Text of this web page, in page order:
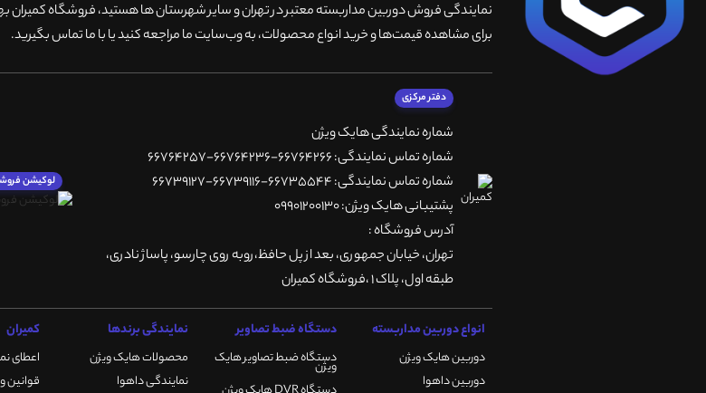
نمایندگی فروش دوربین مداربسته معتبر در تهران و سایر شهرستان ها هستید، فروشگاه کمیران
برای مشاهده قیمت‌ها و خرید انواع محصولات، به وب‌سایت ما مراجعه کنید یا با ما تماس بگیرید.
دفتر مرکزی
شماره نمایندگی هایک ویژن
شماره تماس نمایندگی: 66764266-66764236-66764257
شماره تماس نمایندگی: 66735544-66739116-66739127
پشتیبانی هایک ویژن: 09901200130
آدرس فروشگاه :
تهران، خيابان جمهوری، بعد از پل حافظ،روبه روی چارسو، پاساژ نادری،
طبقه اول، پلاک 1 ،فروشگاه کمیران
لوکیشن
انواع دوربین مداربسته
دوربین هایک ویژن
دوربین داهوا
دستگاه ضبط تصاویر
دستگاه ضبط تصاویر هایک
ویژن
نمایندگی برندها
محصولات هایک ویژن
نمایندگی داهوا
کمیران
اعطای
قوانین